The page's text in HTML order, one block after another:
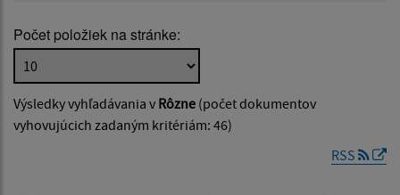
Popis:
Dátum zverejnenia od:
Počet položiek na stránke:
Výsledky vyhľadávania v Rôzne (počet dokumentov
vyhovujúcich zadaným kritériám: 46)
RSS